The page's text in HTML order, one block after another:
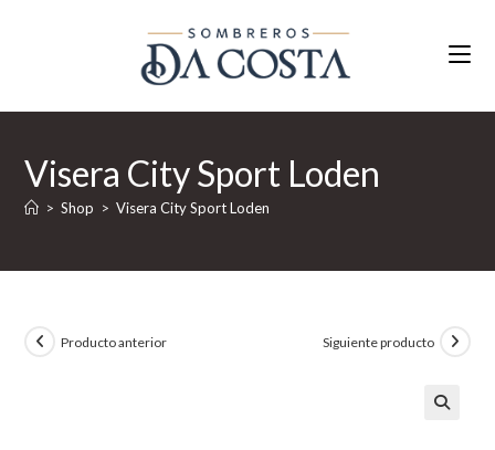
Visera City Sport Loden
> Shop > Visera City Sport Loden
Producto anterior Siguiente producto